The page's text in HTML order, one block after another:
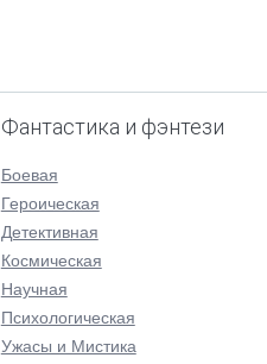
Фантастика и фэнтези
Боевая
Героическая
Детективная
Космическая
Научная
Психологическая
Ужасы и Мистика